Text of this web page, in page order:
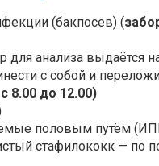
(бакпосев)(
для анализа выдаётся
с собой и
8.00 до 12.00)
половым путём
стафилококк — по